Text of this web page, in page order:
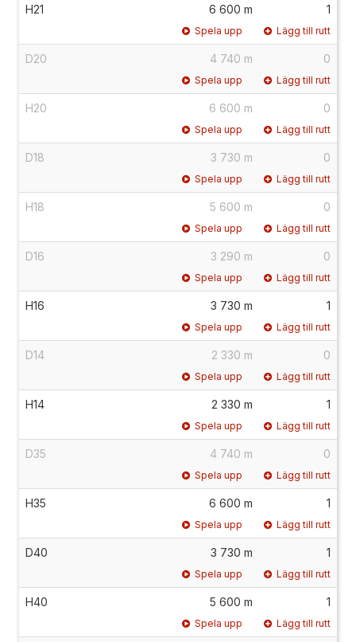
H21 6 600 m 1
Spela upp Lägg till rutt
D20 4 740 m 0
Spela upp Lägg till rutt
H20 6 600 m 0
Spela upp Lägg till rutt
D18 3 730 m 0
Spela upp Lägg till rutt
H18 5 600 m 0
Spela upp Lägg till rutt
D16 3 290 m 0
Spela upp Lägg till rutt
H16 3 730 m 1
Spela upp Lägg till rutt
D14 2 330 m 0
Spela upp Lägg till rutt
H14 2 330 m 1
Spela upp Lägg till rutt
D35 4 740 m 0
Spela upp Lägg till rutt
H35 6 600 m 1
Spela upp Lägg till rutt
D40 3 730 m 1
Spela upp Lägg till rutt
H40 5 600 m 1
Spela upp Lägg till rutt